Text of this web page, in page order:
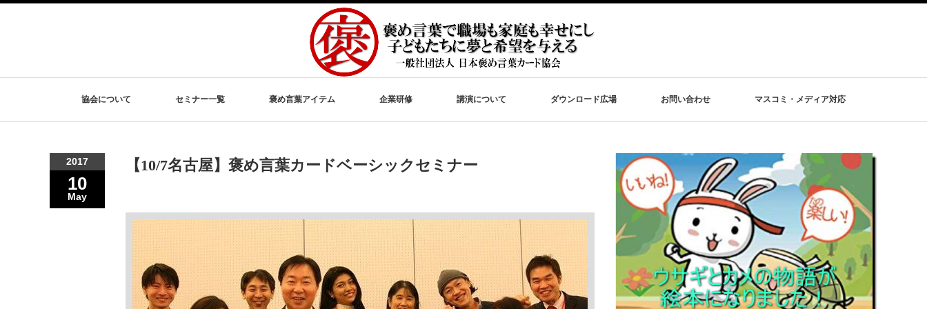
協会について セミナー一覧 褒め言葉アイテム 企業研修 講演について ダウンロード広場 お問い合わせ マスコミ・メディア対応
2017
10
May
【10/7名古屋】褒め言葉カードベーシックセミナー